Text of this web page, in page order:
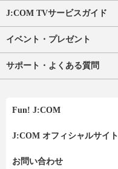
J:COM TVサービスガイド
イベント・プレゼント
サポート・よくある質問
Fun! J:COM
J:COM オフィシャルサイト
お問い合わせ